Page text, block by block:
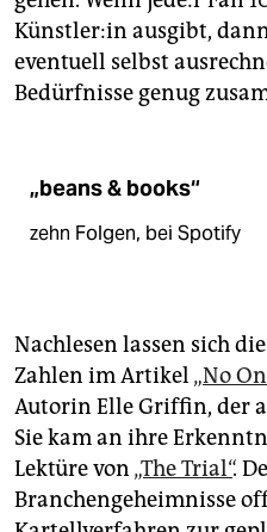
Künst­le­r:in ausgibt,
eventuell selbst
Bedürfnisse genug
„beans & books“
zehn Folgen, bei Spotify
Nachlesen lassen sich
Zahlen im Artikel „No
Autorin Elle Griffin, der
Sie kam an ihre
Lektüre von „The Trial“.
Branchengeheimnisse